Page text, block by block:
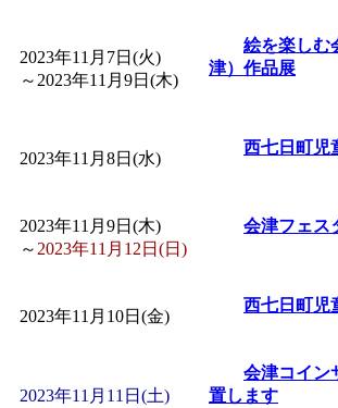
de 健康づくり
「堂島地区歴
す」 受付期
「みなづる号
de 健康づくり」
「皆鶴姫のこ
～」 受付期
2023年11月7日(火)
～ 2023年11月9日(木)
絵を楽しむ
津）作品展
2023年11月8日(水)
西七日町
2023年11月9日(木)
～ 2023年11月12日(日)
会津フェス
2023年11月10日(金)
西七日町
2023年11月11日(土)
会津コイン
置します